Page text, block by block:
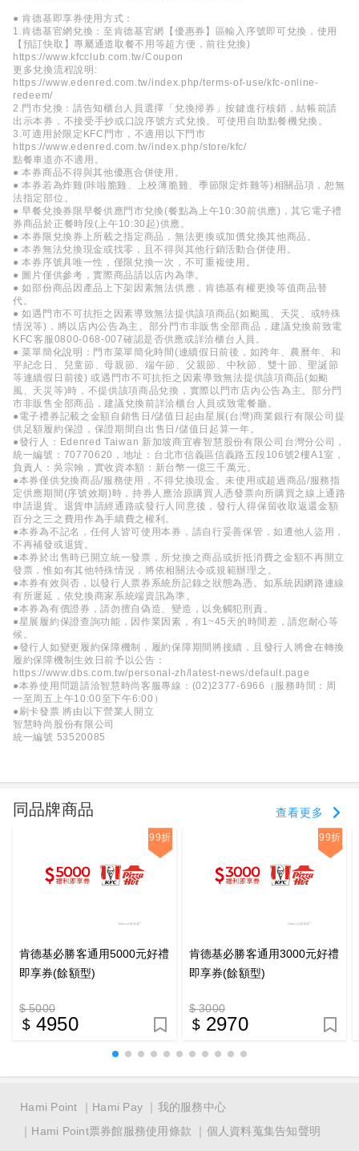
● 肯德基即享券使用方式：
1.肯德基官網兌換：至肯德基官網【優惠券】區輸入序號即可兌換，使用
【預訂快取】專屬通道取餐不用等超方便，前往兌換)
https://www.kfcclub.com.tw/Coupon
更多兌換流程說明:
https://www.edenred.com.tw/index.php/terms-of-use/kfc-online-
redeem/
2.門市兌換：請告知櫃台人員選擇「兌換掃券」按鍵進行核銷，結帳前請
出示本券，不接受手抄或口說序號方式兌換。可使用自助點餐機兌換。
3.可適用於限定KFC門市，不適用以下門市
https://www.edenred.com.tw/index.php/store/kfc/
點餐車道亦不適用。
● 本券商品不得與其他優惠合併使用。
● 本券若為炸雞(咔啦脆雞、上校薄脆雞、季節限定炸雞等)相關品項，恕無
法指定部位。
● 早餐兌換券限早餐供應門市兌換(餐點為上午10:30前供應)，其它電子禮
券商品於正餐時段(上午10:30起)供應。
● 本券限兌換券上所載之指定商品，無法更換或加價兌換其他商品。
● 本券無法兌換現金或找零，且不得與其他行銷活動合併使用。
● 本券序號具唯一性，僅限兌換一次，不可重複使用。
● 圖片僅供參考，實際商品請以店內為準。
● 如部份商品因產品上下架因素無法供應，肯德基有權更換等值商品替
代。
● 如遇門市不可抗拒之因素導致無法提供該項商品(如颱風、天災、或特殊
情況等)，將以店內公告為主。部分門市非販售全部商品，建議兌換前致電
KFC客服0800-068-007確認是否供應或詳洽櫃台人員。
● 菜單簡化說明：門市菜單簡化時間(連續假日前後，如跨年、農曆年、和
平紀念日、兒童節、母親節、端午節、父親節、中秋節、雙十節、聖誕節
等連續假日前後) 或遇門市不可抗拒之因素導致無法提供該項商品(如颱
風、天災等)時，不提供該項商品兌換，實際以門市店內公告為主。部分門
市非販售全部商品，建議兌換前詳洽櫃台人員或致電餐廳。
●電子禮券記載之金額自銷售日/儲值日起由星展(台灣)商業銀行有限公司提
供足額履約保證，保證期間自出售日/儲值日起算一年。
●發行人：Edenred Taiwan 新加坡商宜睿智慧股份有限公司台灣分公司，
統一編號：70770620，地址：台北市信義區信義路五段106號2樓A1室，
負責人：吳宗翰，實收資本額：新台幣一億三千萬元。
●本券僅供兌換商品/服務使用，不得兌換現金。未使用或超過商品/服務指
定供應期間(序號效期)時，持券人應洽原購買人憑發票向所購買之線上通路
申請退貨。退貨申請經通路或發行人同意後，發行人得保留收取返還金額
百分之三之費用作為手續費之權利。
●本券為不記名，任何人皆可使用本券，請自行妥善保管，如遭他人盜用，
不再補發或退貨。
●本券於出售時已開立統一發票，所兌換之商品或折抵消費之金額不再開立
發票，惟如有其他特殊情況，將依相關法令或規範辦理之。
●本券有效與否，以發行人票券系統所記錄之狀態為憑。如系統因網路連線
有所遲延，依兌換商家系統端資訊為準。
●本券為有價證券，請勿擅自偽造、變造，以免觸犯刑責。
●星展履約保證查詢功能，因作業因素，有1~45天的時間差，請您耐心等
候。
●發行人如變更履約保障機制，履約保障期間將接續，且發行人將會在轉換
履約保障機制生效日前予以公告：
https://www.dbs.com.tw/personal-zh/latest-news/default.page
●本券使用問題請洽智慧時尚客服專線：(02)2377-6966（服務時間：周
一至周五上午10:00至下午6:00）
●刷卡發票 將由以下營業人開立
智慧時尚股份有限公司
統一編號 53520085
同品牌商品 查看更多
99折
肯德基必勝客通用5000元好禮
即享券(餘額型)
$ 5000
4950
99折
肯德基必勝客通用3000元好禮
即享券(餘額型)
$ 3000
2970
Hami Point Hami Pay
我的服務中心
Hami Point票券館服務使用條款
個人資料蒐集告知聲明